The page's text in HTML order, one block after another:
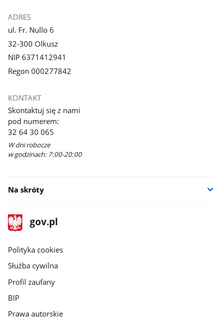
ADRES
ul. Fr. Nullo 6
32-300 Olkusz
NIP 6371412941
Regon 000277842
KONTAKT
Skontaktuj się z nami
pod numerem:
32 64 30 065
W dni robocze
w godzinach: 7:00-20:00
Na skróty
stopka
gov.pl
Strona
gov.pl
gov.pl
Polityka cookies
Służba cywilna
Profil zaufany
BIP
Prawa autorskie